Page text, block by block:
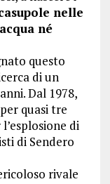
nelle
né
questo
di un
Dal 1978,
quasi tre
di
di Sendero
rivale